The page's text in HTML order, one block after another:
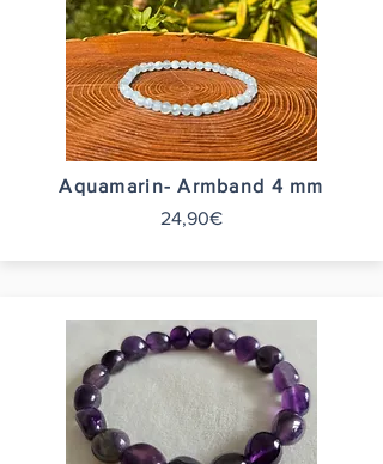
Aquamarin- Armband 4 mm
24,90€